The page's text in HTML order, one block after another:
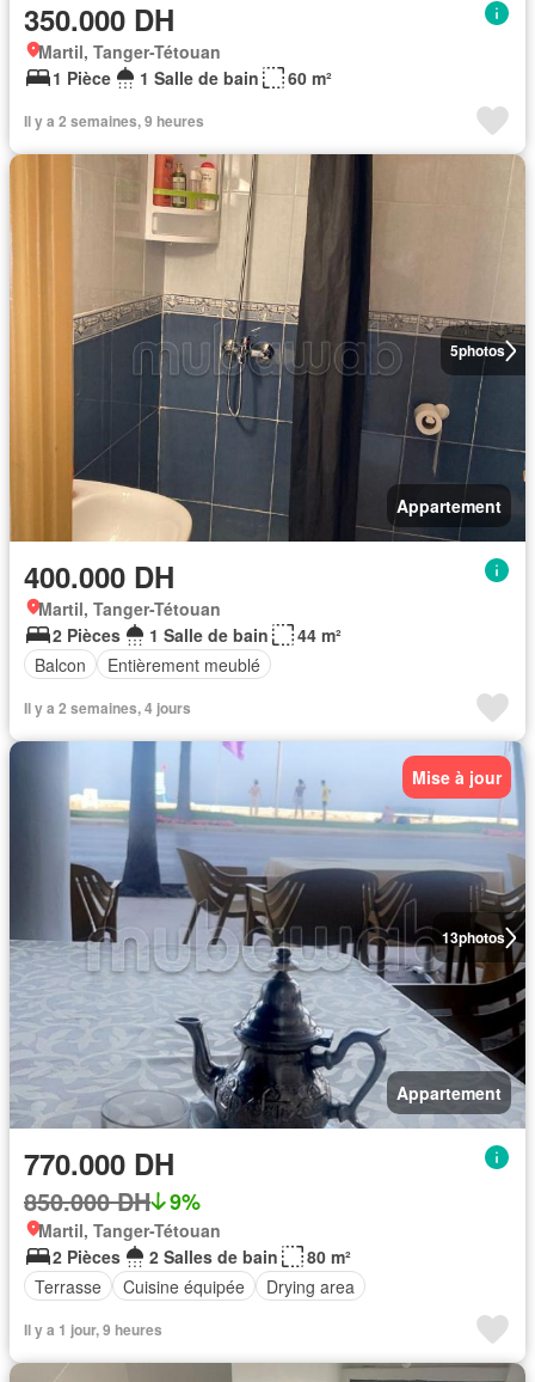
350.000 DH
Martil, Tanger-Tétouan
1 Pièce
1 Salle de bain 60 m²
Il y a 2 semaines, 9 heures
5photos
Appartement
400.000 DH
Martil, Tanger-Tétouan
2 Pièces
1 Salle de bain
44 m²
Balcon
Entièrement meublé
Il y a 2 semaines, 4 jours
13photos
Mise à jour
Appartement
770.000 DH
850.000 DH 9%
Martil, Tanger-Tétouan
2 Pièces
2 Salles de bain
80 m²
Terrasse
Cuisine équipée Drying area
Il y a 1 jour, 9 heures